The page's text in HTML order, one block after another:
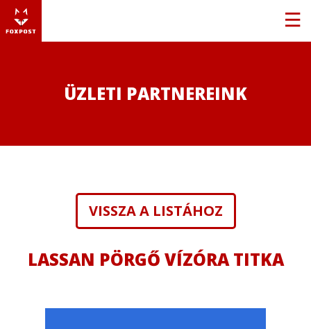
ÜZLETI PARTNEREINK
VISSZA A LISTÁHOZ
LASSAN PÖRGŐ VÍZÓRA TITKA